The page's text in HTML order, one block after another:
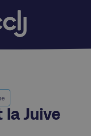
la Juive